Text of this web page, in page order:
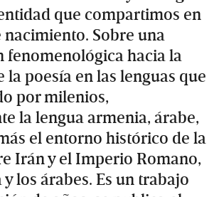
que compartimos en
Sobre una
fenomenológica hacia la
poesía en las lenguas que
por milenios,
la lengua armenia, árabe,
el entorno histórico de la
Irán y el Imperio Romano,
los árabes. Es un trabajo